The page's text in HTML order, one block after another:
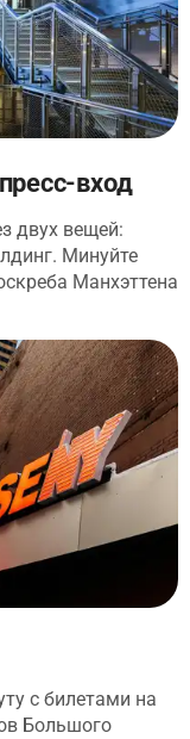
«Все
удовольствие,
Wax Hands,
фотопропуск.
вход
двух вещей:
Минуйте
Манхэттена
86-го
Нью-Йорк
с билетами на
Большого